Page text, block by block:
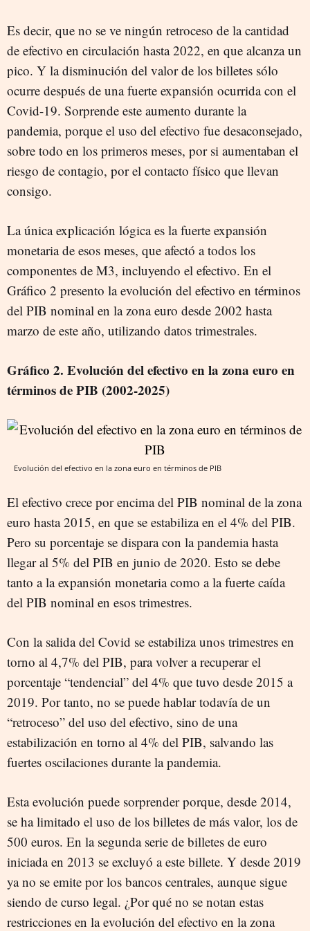
Es decir, que no se ve ningún retroceso de la cantidad
de efectivo en circulación hasta 2022, en que alcanza un
pico. Y la disminución del valor de los billetes sólo
ocurre después de una fuerte expansión ocurrida con el
Covid-19. Sorprende este aumento durante la
pandemia, porque el uso del efectivo fue desaconsejado,
sobre todo en los primeros meses, por si aumentaban el
riesgo de contagio, por el contacto físico que llevan
consigo.
La única explicación lógica es la fuerte expansión
monetaria de esos meses, que afectó a todos los
componentes de M3, incluyendo el efectivo. En el
Gráfico 2 presento la evolución del efectivo en términos
del PIB nominal en la zona euro desde 2002 hasta
marzo de este año, utilizando datos trimestrales.
Gráfico 2. Evolución del efectivo en la zona euro en
términos de PIB (2002-2025)
Evolución del efectivo en la zona euro en términos de PIB
El efectivo crece por encima del PIB nominal de la zona
euro hasta 2015, en que se estabiliza en el 4% del PIB.
Pero su porcentaje se dispara con la pandemia hasta
llegar al 5% del PIB en junio de 2020. Esto se debe
tanto a la expansión monetaria como a la fuerte caída
del PIB nominal en esos trimestres.
Con la salida del Covid se estabiliza unos trimestres en
torno al 4,7% del PIB, para volver a recuperar el
porcentaje “tendencial” del 4% que tuvo desde 2015 a
2019. Por tanto, no se puede hablar todavía de un
“retroceso” del uso del efectivo, sino de una
estabilización en torno al 4% del PIB, salvando las
fuertes oscilaciones durante la pandemia.
Esta evolución puede sorprender porque, desde 2014,
se ha limitado el uso de los billetes de más valor, los de
500 euros. En la segunda serie de billetes de euro
iniciada en 2013 se excluyó a este billete. Y desde 2019
ya no se emite por los bancos centrales, aunque sigue
siendo de curso legal. ¿Por qué no se notan estas
restricciones en la evolución del efectivo en la zona